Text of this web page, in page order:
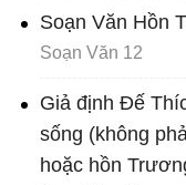
Soạn Văn Hồn
Soạn Văn 12
Giả định Đế
sống (không
hoặc hồn